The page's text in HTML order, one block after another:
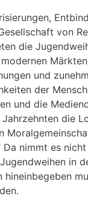
von
die
und
der
und die
die
Da nimmt es
in
hin­ein­be­ge­ben